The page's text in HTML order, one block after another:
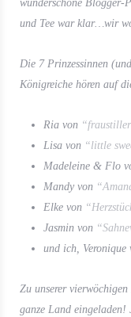
wunderschöne Blogger-
und Tee war klar…wir
Die 7 Prinzessinnen
Königreiche hören auf
Ria von
Lisa von “little
Madeleine & Flo
Mandy von
Elke von
Jasmin von
und ich, Veronique
Zu unserer
ganze Land eingeladen!